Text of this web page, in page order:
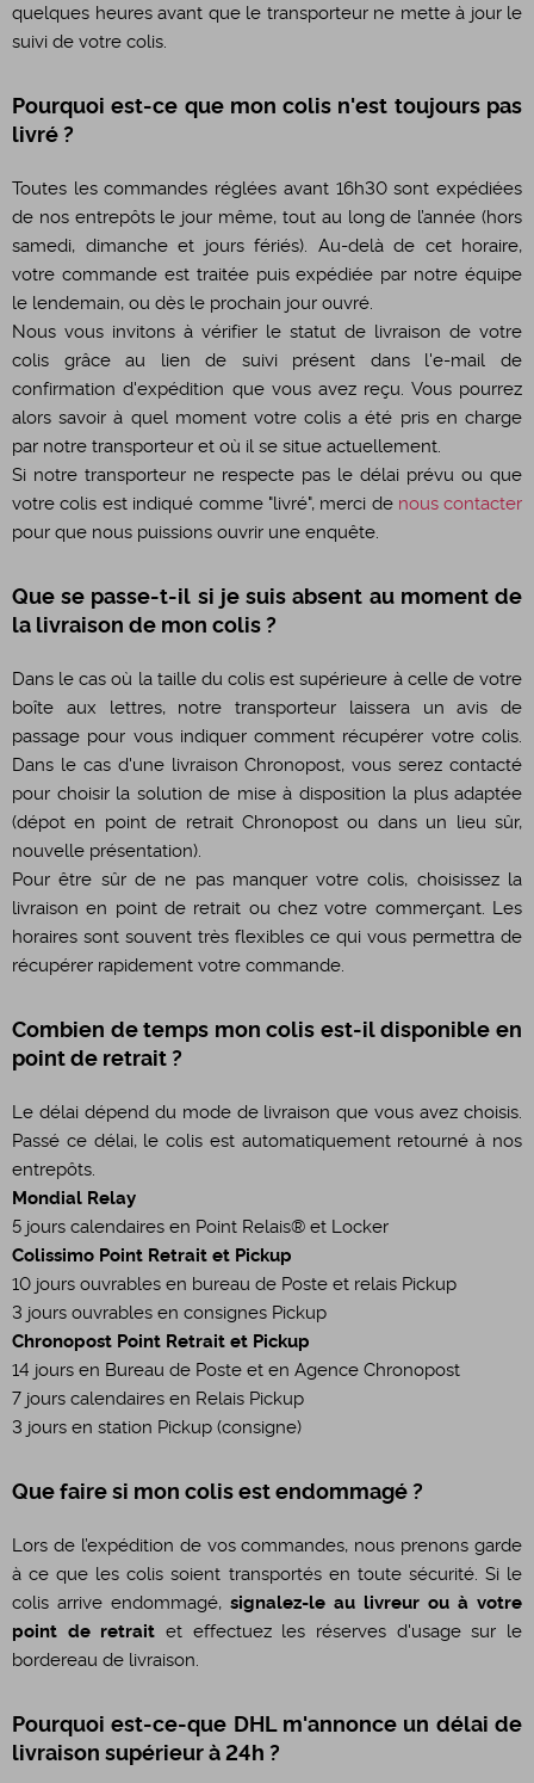
quelques heures avant que le transporteur ne mette à jour le
suivi de votre colis.
Pourquoi est-ce que mon colis n'est toujours pas
livré ?
Toutes les commandes réglées avant 16h30 sont expédiées
de nos entrepôts le jour même, tout au long de l’année (hors
samedi, dimanche et jours fériés). Au-delà de cet horaire,
votre commande est traitée puis expédiée par notre équipe
le lendemain, ou dès le prochain jour ouvré.
Nous vous invitons à vérifier le statut de livraison de votre
colis grâce au lien de suivi présent dans l'e-mail de
confirmation d'expédition que vous avez reçu. Vous pourrez
alors savoir à quel moment votre colis a été pris en charge
par notre transporteur et où il se situe actuellement.
Si notre transporteur ne respecte pas le délai prévu ou que
votre colis est indiqué comme "livré", merci de nous contacter
pour que nous puissions ouvrir une enquête.
Que se passe-t-il si je suis absent au moment de
la livraison de mon colis ?
Dans le cas où la taille du colis est supérieure à celle de votre
boîte aux lettres, notre transporteur laissera un avis de
passage pour vous indiquer comment récupérer votre colis.
Dans le cas d'une livraison Chronopost, vous serez contacté
pour choisir la solution de mise à disposition la plus adaptée
(dépot en point de retrait Chronopost ou dans un lieu sûr,
nouvelle présentation).
Pour être sûr de ne pas manquer votre colis, choisissez la
livraison en point de retrait ou chez votre commerçant. Les
horaires sont souvent très flexibles ce qui vous permettra de
récupérer rapidement votre commande.
Combien de temps mon colis est-il disponible en
point de retrait ?
Le délai dépend du mode de livraison que vous avez choisis.
Passé ce délai, le colis est automatiquement retourné à nos
entrepôts.
Mondial Relay
5 jours calendaires en Point Relais® et Locker
Colissimo Point Retrait et Pickup
10 jours ouvrables en bureau de Poste et relais Pickup
3 jours ouvrables en consignes Pickup
Chronopost Point Retrait et Pickup
14 jours en Bureau de Poste et en Agence Chronopost
7 jours calendaires en Relais Pickup
3 jours en station Pickup (consigne)
Que faire si mon colis est endommagé ?
Lors de l’expédition de vos commandes, nous prenons garde
à ce que les colis soient transportés en toute sécurité. Si le
colis arrive endommagé, signalez-le au livreur ou à votre
point de retrait et effectuez les réserves d'usage sur le
bordereau de livraison.
Pourquoi est-ce-que DHL m'annonce un délai de
livraison supérieur à 24h ?